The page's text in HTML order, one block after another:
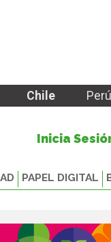
Chile Perú
Inicia
PAPEL DIGITAL